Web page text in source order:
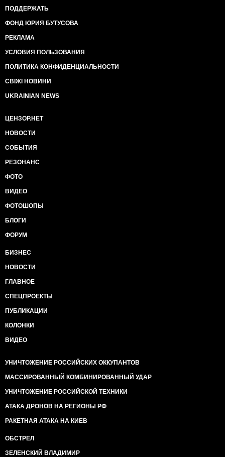
ПОДДЕРЖАТЬ
ФОНД ЮРИЯ БУТУСОВА
РЕКЛАМА
УСЛОВИЯ ПОЛЬЗОВАНИЯ
ПОЛИТИКА КОНФИДЕНЦИАЛЬНОСТИ
СВІЖІ НОВИНИ
UKRAINIAN NEWS
ЦЕНЗОР.НЕТ
НОВОСТИ
СОБЫТИЯ
РЕЗОНАНС
ФОТО
ВИДЕО
ФОТОШОПЫ
БЛОГИ
ФОРУМ
БИЗНЕС
НОВОСТИ
ГЛАВНОЕ
СПЕЦПРОЕКТЫ
ПУБЛИКАЦИИ
КОЛОНКИ
ВИДЕО
УНИЧТОЖЕНИЕ РОССИЙСКИХ ОККУПАНТОВ
МАССИРОВАННЫЙ КОМБИНИРОВАННЫЙ УДАР
УНИЧТОЖЕНИЕ РОССИЙСКОЙ ТЕХНИКИ
АТАКА ДРОНОВ НА РЕГИОНЫ РФ
РАКЕТНАЯ АТАКА НА КИЕВ
ОБСТРЕЛ
ЗЕЛЕНСКИЙ ВЛАДИМИР